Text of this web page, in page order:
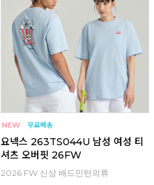
요넥스 263TS044U 남성 여성 티
셔츠 오버핏 26FW
2026 FW 신상 배드민턴의류